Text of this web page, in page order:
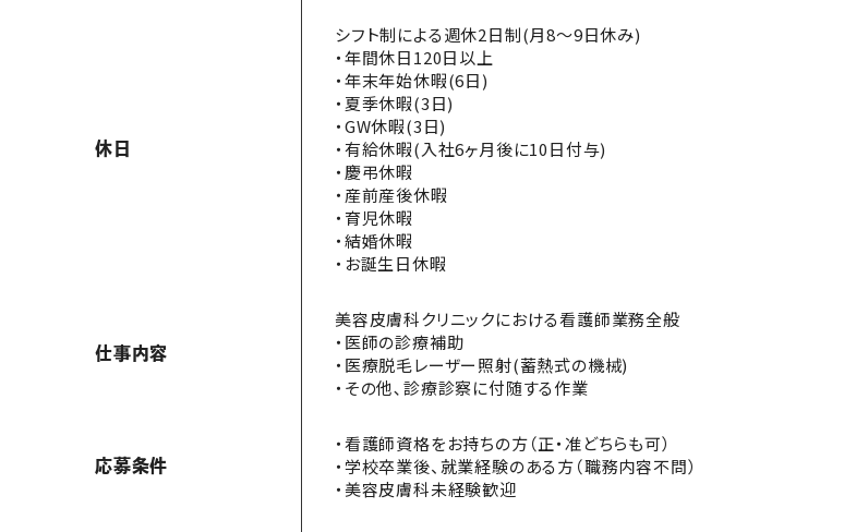
休日
シフト制による週休2日制(月8～9日休み)
・年間休日120日以上
・年末年始休暇(6日)
・夏季休暇(3日)
・GW休暇(3日)
・有給休暇(入社6ヶ月後に10日付与)
・慶弔休暇
・産前産後休暇
・育児休暇
・結婚休暇
・お誕生日休暇
仕事内容
美容皮膚科クリニックにおける看護師業務全般
・医師の診療補助
・医療脱毛レーザー照射(蓄熱式の機械)
・その他､診療診察に付随する作業
応募条件
・看護師資格をお持ちの方（正・准どちらも可）
・学校卒業後、就業経験のある方（職務内容不問）
・美容皮膚科未経験歓迎